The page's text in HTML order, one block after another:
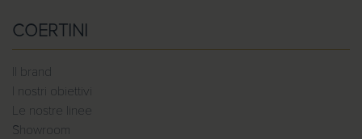
COERTINI
Il brand
I nostri obiettivi
Le nostre linee
Showroom